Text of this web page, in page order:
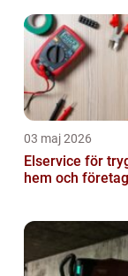
03 maj 2026
Elservice för
hem och företag